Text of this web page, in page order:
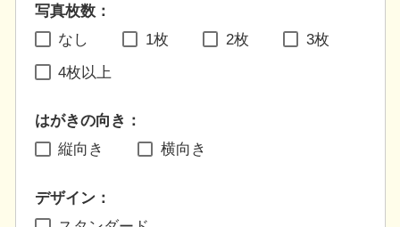
写真枚数：
なし
1枚 2枚 3枚
4枚以上
はがきの向き：
縦向き
横向き
デザイン：